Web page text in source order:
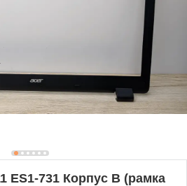
ES1-731 Корпус B (рамка